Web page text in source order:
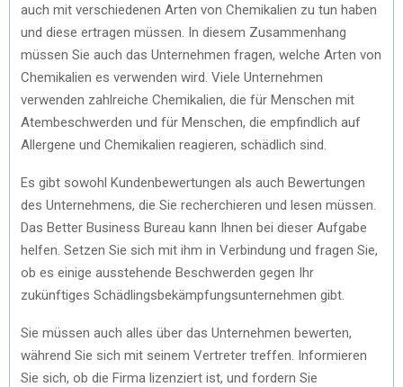
auch mit verschiedenen Arten von Chemikalien zu tun haben
und diese ertragen müssen. In diesem Zusammenhang
müssen Sie auch das Unternehmen fragen, welche Arten von
Chemikalien es verwenden wird. Viele Unternehmen
verwenden zahlreiche Chemikalien, die für Menschen mit
Atembeschwerden und für Menschen, die empfindlich auf
Allergene und Chemikalien reagieren, schädlich sind.
Es gibt sowohl Kundenbewertungen als auch Bewertungen
des Unternehmens, die Sie recherchieren und lesen müssen.
Das Better Business Bureau kann Ihnen bei dieser Aufgabe
helfen. Setzen Sie sich mit ihm in Verbindung und fragen Sie,
ob es einige ausstehende Beschwerden gegen Ihr
zukünftiges Schädlingsbekämpfungsunternehmen gibt.
Sie müssen auch alles über das Unternehmen bewerten,
während Sie sich mit seinem Vertreter treffen. Informieren
Sie sich, ob die Firma lizenziert ist, und fordern Sie